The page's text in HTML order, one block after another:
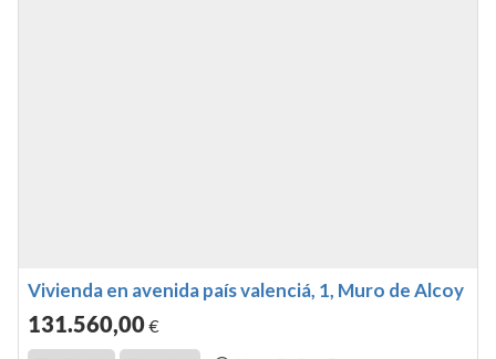
Vivienda en avenida país valenciá, 1, Muro de Alcoy
131.560,00€